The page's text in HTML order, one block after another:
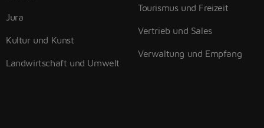
Jura
Kultur und Kunst
Landwirtschaft und Umwelt
Tourismus und Freizeit
Vertrieb und Sales
Verwaltung und Empfang